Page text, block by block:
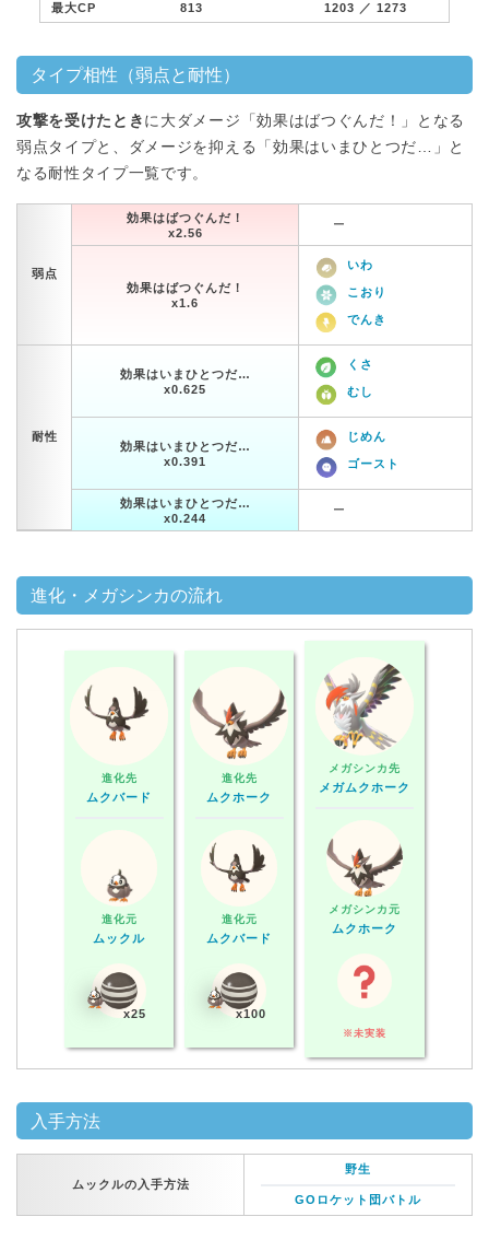
最大CP 813 1203 ／ 1273
タイプ相性（弱点と耐性）
攻撃を受けたとき に大ダメージ「効果はばつぐんだ！」となる
弱点タイプと、ダメージを抑える「効果はいまひとつだ…」と
なる耐性タイプ一覧です。
弱点
効果はばつぐんだ！
x2.56
ー
効果はばつぐんだ！
x1.6
いわ
こおり
でんき
耐性
効果はいまひとつだ…
x0.625
くさ
むし
効果はいまひとつだ…
x0.391
じめん
ゴースト
効果はいまひとつだ…
x0.244
ー
進化・メガシンカの流れ
進化先
ムクバード
進化元
ムックル
x25
進化先
ムクホーク
進化元
ムクバード
x100
メガシンカ先
メガムクホーク
メガシンカ元
ムクホーク
※未実装
入手方法
ムックルの入手方法
野生
GOロケット団バトル